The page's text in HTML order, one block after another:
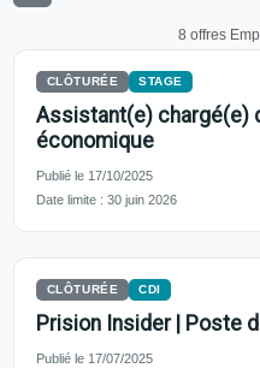
8 offres
CLÔTURÉE STAGE
Assistant(e) chargé(e)
économique
Publié le 17/10/2025
Date limite : 30 juin 2026
CLÔTURÉE CDI
Prision Insider | Poste
Publié le 17/07/2025